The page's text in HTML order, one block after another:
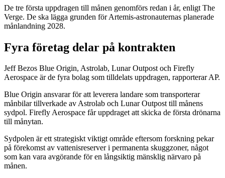
De tre första uppdragen till månen genomförs redan i år, enligt The
Verge. De ska lägga grunden för Artemis-astronauternas planerade
månlandning 2028.
Fyra företag delar på kontrakten
Jeff Bezos Blue Origin, Astrolab, Lunar Outpost och Firefly
Aerospace är de fyra bolag som tilldelats uppdragen, rapporterar AP.
Blue Origin ansvarar för att leverera landare som transporterar
månbilar tillverkade av Astrolab och Lunar Outpost till månens
sydpol. Firefly Aerospace får uppdraget att skicka de första drönarna
till månytan.
Sydpolen är ett strategiskt viktigt område eftersom forskning pekar
på förekomst av vattenisreserver i permanenta skuggzoner, något
som kan vara avgörande för en långsiktig mänsklig närvaro på
månen.